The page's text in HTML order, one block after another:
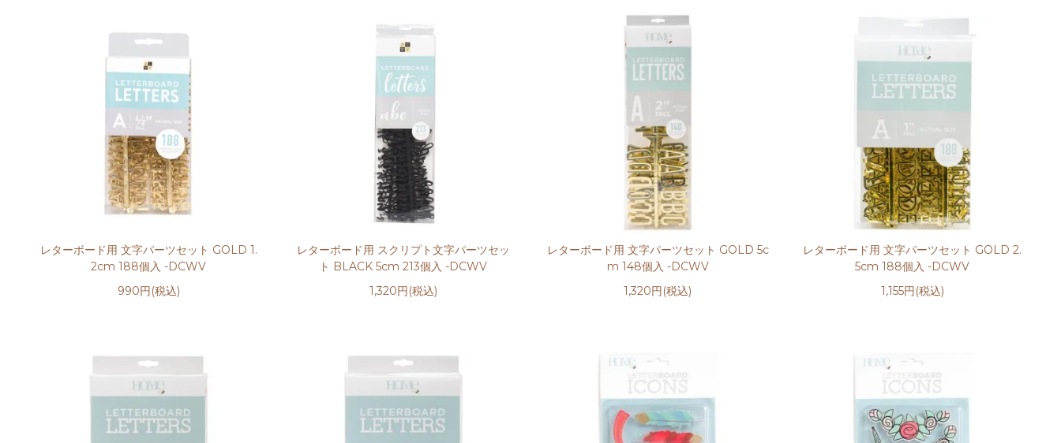
レターボード用 文字パーツセット GOLD 1.
2cm 188個入 -DCWV
990円(税込)
レターボード用 スクリプト文字パーツセッ
ト BLACK 5cm 213個入 -DCWV
1,320円(税込)
レターボード用 文字パーツセット GOLD 5c
m 148個入 -DCWV
1,320円(税込)
レターボード用 文字パーツセット GOLD 2.
5cm 188個入 -DCWV
1,155円(税込)